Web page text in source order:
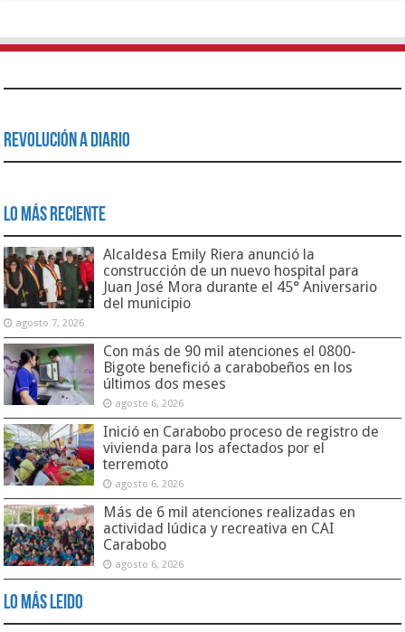
Revolución a Diario
Lo Más Reciente
Alcaldesa Emily Riera anunció la
construcción de un nuevo hospital para
Juan José Mora durante el 45° Aniversario
del municipio
agosto 7, 2026
Con más de 90 mil atenciones el 0800-
Bigote benefició a carabobeños en los
últimos dos meses
agosto 6, 2026
Inició en Carabobo proceso de registro de
vivienda para los afectados por el
terremoto
agosto 6, 2026
Más de 6 mil atenciones realizadas en
actividad lúdica y recreativa en CAI
Carabobo
agosto 6, 2026
Lo Más Leido